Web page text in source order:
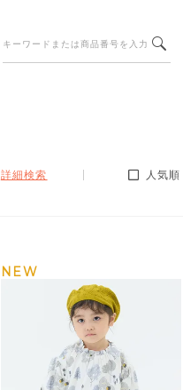
人気順
詳細検索
NEW